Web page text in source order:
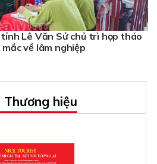
tỉnh Lê Văn Sử chủ trì họp tháo
về lâm nghiệp
Thương hiệu